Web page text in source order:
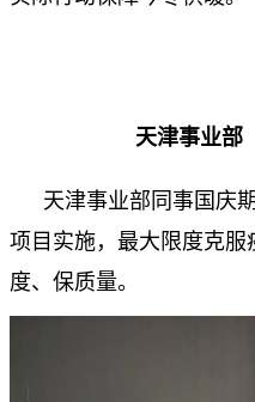
天津事业部
天津事业部同事国庆
项目实施，最大限度克
度、保质量。